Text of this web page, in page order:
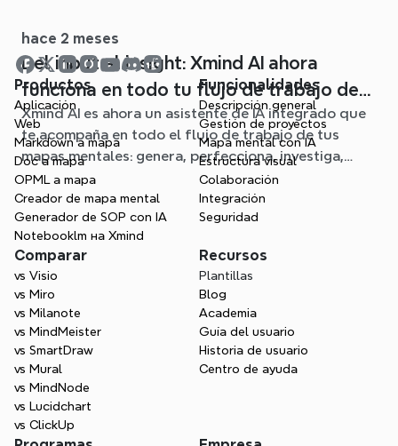
blanco.
hace 2 meses
Del input al insight: Xmind AI ahora
funciona en todo tu flujo de trabajo de
mapa mental
Xmind AI es ahora un asistente de IA integrado que
te acompaña en todo el flujo de trabajo de tus
mapas mentales: genera, perfecciona, investiga,
planifica y exporta, todo sin salir de tu mapa.
Productos
Aplicación
Web
Markdown a mapa
Doc a mapa
OPML a mapa
Creador de mapa mental
Generador de SOP con IA
Notebooklm на Xmind
Funcionalidades
Descripción general
Gestión de proyectos
Mapa mental con IA
Estructura visual
Colaboración
Integración
Seguridad
Comparar
vs Visio
vs Miro
vs Milanote
vs MindMeister
vs SmartDraw
vs Mural
vs MindNode
vs Lucidchart
vs ClickUp
Recursos
Plantillas
Blog
Academia
Guía del usuario
Historia de usuario
Centro de ayuda